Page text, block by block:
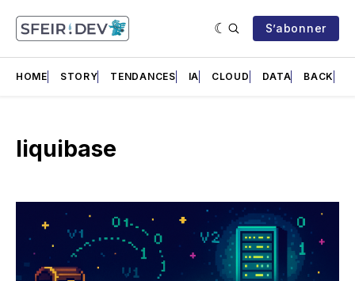
S’abonner
HOME STORY TENDANCES IA CLOUD DATA BACK
liquibase